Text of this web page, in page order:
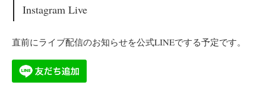
Instagram Live
直前にライブ配信のお知らせを公式LINEでする予定です。